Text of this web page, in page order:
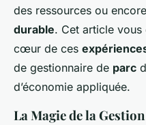
des ressources ou
durable. Cet article vous
cœur de ces
de gestionnaire de parc
d’économie appliquée.
La Magie de la